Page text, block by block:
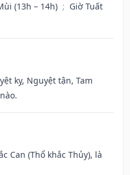
(13h – 14h) ; Giờ Tuất
kỵ, Nguyệt tận, Tam
Can (Thổ khắc Thủy), là